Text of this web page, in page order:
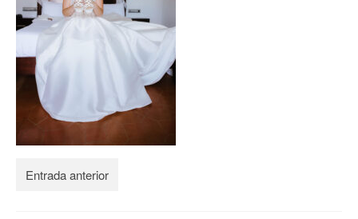
BLOG
SOBRE LM
CONTACTO
Entrada anterior